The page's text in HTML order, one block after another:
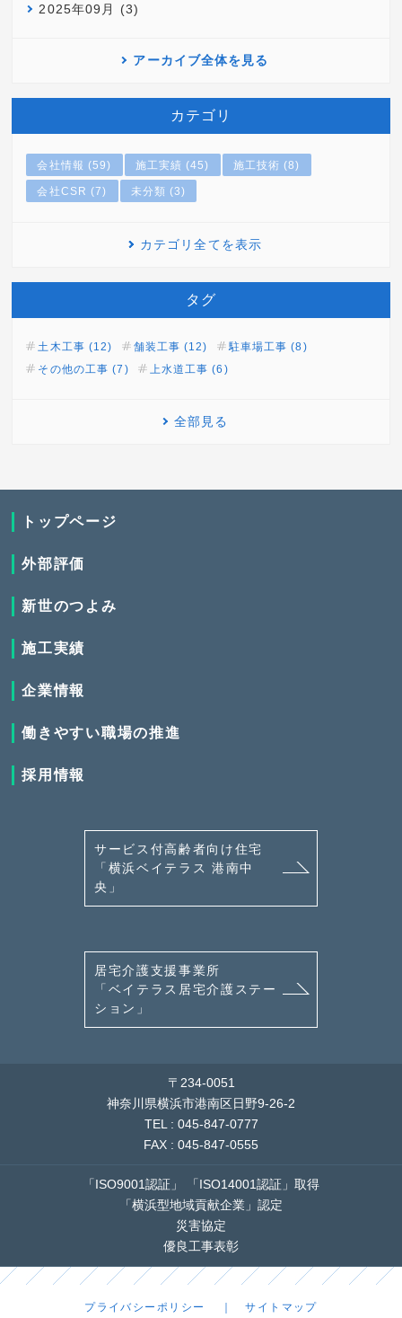
2025年09月 (3)
アーカイブ全体を見る
カテゴリ
会社情報 (59) 施工実績 (45) 施工技術 (8)
会社CSR (7) 未分類 (3)
カテゴリ全てを表示
タグ
土木工事 (12) 舗装工事 (12)
駐車場工事 (8)
その他の工事 (7)
上水道工事 (6)
全部見る
〒234-0051
神奈川県横浜市港南区日野9-26-2
TEL : 045-847-0777
FAX : 045-847-0555
「ISO9001認証」
「ISO14001認証」取得
「横浜型地域貢献企業」認定
災害協定
優良工事表彰
トップページ
外部評価
新世のつよみ
施工実績
企業情報
働きやすい職場の推進
採用情報
サービス付高齢者向け住宅
「横浜ベイテラス 港南中
央」
居宅介護支援事業所
「ベイテラス居宅介護ステー
ション」
プライバシーポリシー サイトマップ